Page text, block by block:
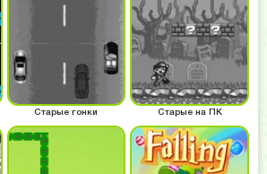
Старые гонки Старые на ПК